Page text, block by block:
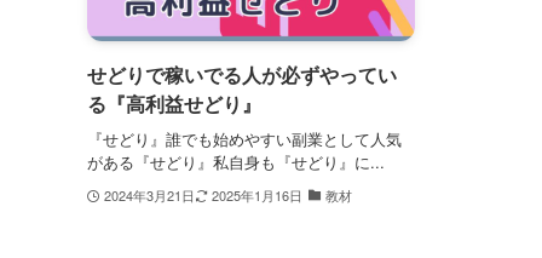
せどりで稼いでる人が必ずやってい
る『高利益せどり』
『せどり』誰でも始めやすい副業として人気
がある『せどり』私自身も『せどり』に...
2024年3月21日 2025年1月16日 教材